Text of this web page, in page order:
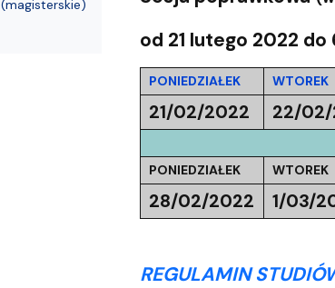
od 21 lutego 2022
PONIEDZIAŁEK WTOREK
21/02/2022 22/
PONIEDZIAŁEK WTOREK
28/02/2022 1/03/
REGULAMIN
(magisterskie)